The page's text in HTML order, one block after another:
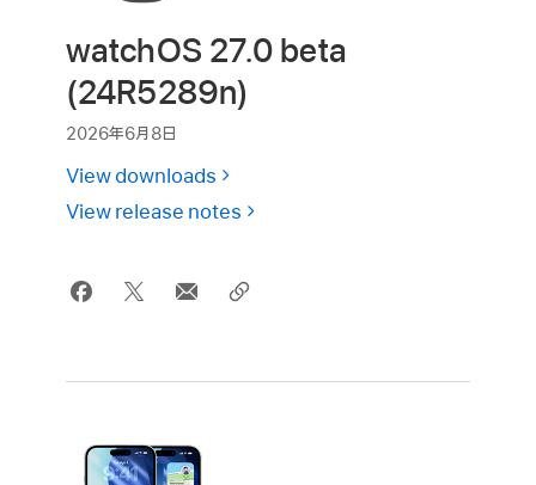
watchOS 27.0 beta
(24R5289n)
2026年6月8日
View downloads
View release notes